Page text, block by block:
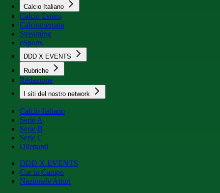
Calcio Italiano
Calcio Estero
Calciomercato
Streaming
eSports
DDD X EVENTS
Rubriche
Redazione
I siti del nostro network
Calcio Italiano
Serie A
Serie B
Serie C
Dilettanti
DDD X EVENTS
Cur in Campo
Nazionale Attori